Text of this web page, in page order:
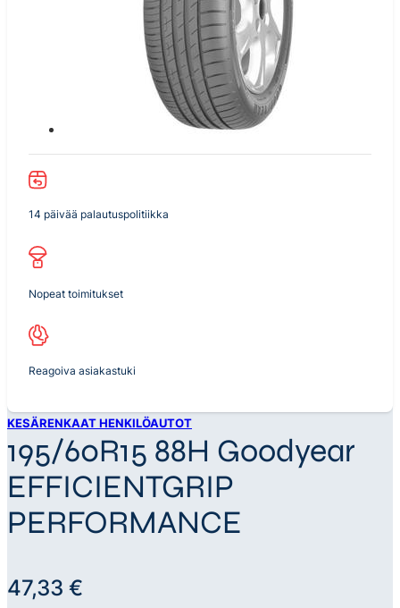
14 päivää palautuspolitiikka
Nopeat toimitukset
Reagoiva asiakastuki
KESÄRENKAAT HENKILÖAUTOT
195/60R15 88H Goodyear
EFFICIENTGRIP
PERFORMANCE
47,33 €